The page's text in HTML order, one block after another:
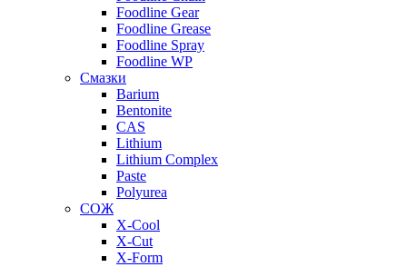
Foodline Gear
Foodline Grease
Foodline Spray
Foodline WP
Смазки
Barium
Bentonite
CAS
Lithium
Lithium Complex
Paste
Polyurea
СОЖ
X-Cool
X-Cut
X-Form